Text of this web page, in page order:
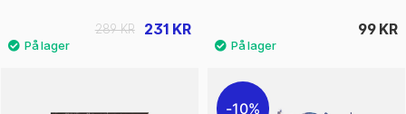
231 KR
289 KR 99 KR
10%